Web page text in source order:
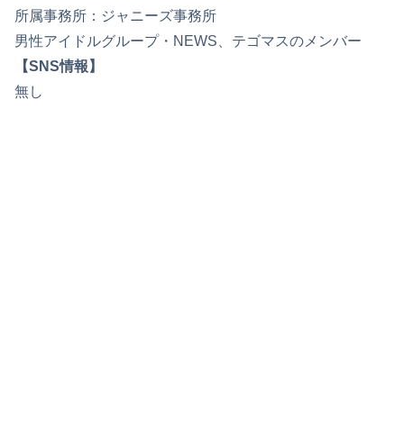
所属事務所：ジャニーズ事務所
男性アイドルグループ・NEWS、テゴマスのメンバー
【SNS情報】
無し